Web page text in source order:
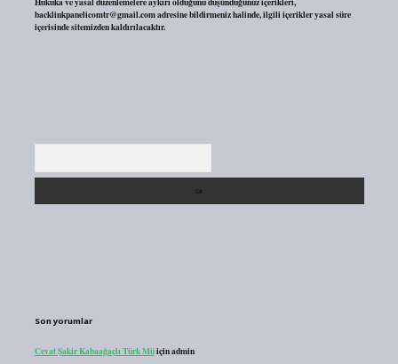
backlinkpanelicomtr@gmail.comadresine bildirmeniz halinde, ilgili içerikler yasal süre
içerisinde sitemizden kaldırılacaktır.
Son yorumlar
Cevat Şakir Kabaağaçlı Türk Müiçinadmin